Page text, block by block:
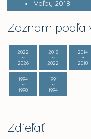
Voľby 2018
Zoznam podľa
2022
2026
2018
2022
2014
2018
1994
1998
1991
1994
Zdieľať